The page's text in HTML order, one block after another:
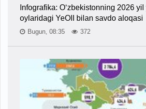
Infografika: O‘zbekistonning 2026
oylaridagi YeOII bilan savdo aloqasi
Bugun, 08:35 372